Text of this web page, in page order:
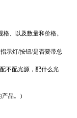
、以及数量和价格。
示灯/按钮/是否要带总
不配光源，配什么光
品。）